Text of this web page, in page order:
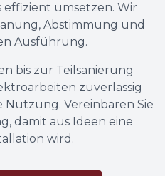
effizient umsetzen. Wir
Abstimmung und
Ausführung.
bis zur Teilsanierung
zuverlässig
Vereinbaren Sie
damit aus Ideen eine
wird.